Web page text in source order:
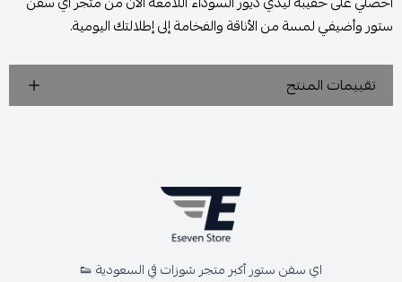
ستور وأضيفي لمسة من الأناقة والفخامة إلى إطلالتك اليومية.
تقييمات المنتج
اي سفن ستور أكبر متجر شوزات في السعودية 👟